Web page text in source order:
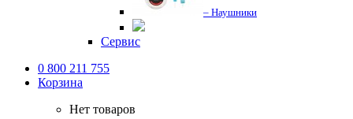
– Наушники
Сервис
0 800 211 755
Корзина
Нет товаров